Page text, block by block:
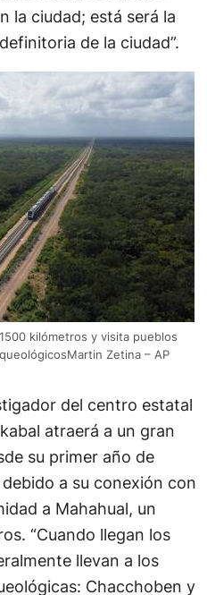
la ciudad; está será la
de la ciudad”.
kilómetros y visita pueblos
Zetina – AP
del centro estatal
atraerá a un gran
su primer año de
a su conexión con
a Mahahual, un
“Cuando llegan los
llevan a los
Chacchoben y